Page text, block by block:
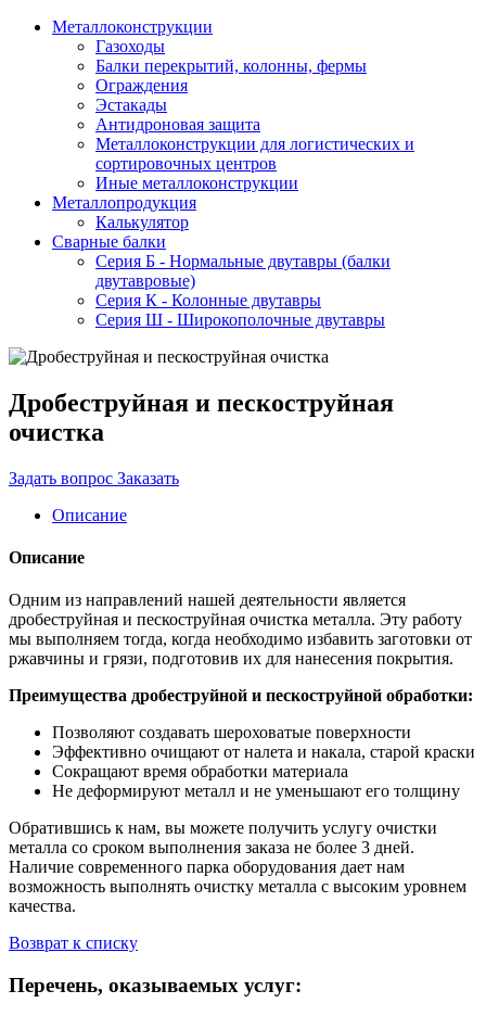
Металлоконструкции
Газоходы
Балки перекрытий, колонны, фермы
Ограждения
Эстакады
Антидроновая защита
Металлоконструкции для логистических и
сортировочных центров
Иные металлоконструкции
Металлопродукция
Калькулятор
Сварные балки
Серия Б - Нормальные двутавры (балки
двутавровые)
Серия К - Колонные двутавры
Серия Ш - Широкополочные двутавры
Дробеструйная и пескоструйная
очистка
Задать вопрос Заказать
Описание
Описание
Одним из направлений нашей деятельности является
дробеструйная и пескоструйная очистка металла. Эту работу
мы выполняем тогда, когда необходимо избавить заготовки от
ржавчины и грязи, подготовив их для нанесения покрытия.
Преимущества дробеструйной и пескоструйной обработки:
Позволяют создавать шероховатые поверхности
Эффективно очищают от налета и накала, старой краски
Сокращают время обработки материала
Не деформируют металл и не уменьшают его толщину
Обратившись к нам, вы можете получить услугу очистки
металла со сроком выполнения заказа не более 3 дней.
Наличие современного парка оборудования дает нам
возможность выполнять очистку металла с высоким уровнем
качества.
Возврат к списку
Перечень, оказываемых услуг: